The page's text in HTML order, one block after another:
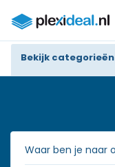
Bekijk categorieën
Trespa® / HPL